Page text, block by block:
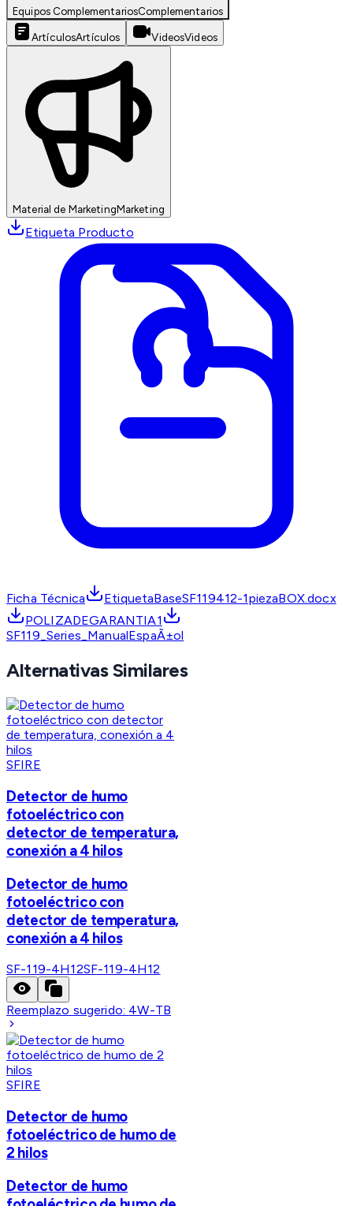
Equipos ComplementariosComplementarios
ArtículosArtículos VideosVideos
Material de MarketingMarketing
Etiqueta Producto
Ficha Técnica
EtiquetaBaseSF119412-1piezaBOX.docx
POLIZADEGARANTIA1
SF119_Series_ManualEspaÃ±ol
Alternativas Similares
SFIRE
Detector de humo
fotoeléctrico con
detector de temperatura,
conexión a 4 hilos
Detector de humo
fotoeléctrico con
detector de temperatura,
conexión a 4 hilos
SF-119-4H12SF-119-4H12
Reemplazo sugerido: 4W-TB
SFIRE
Detector de humo
fotoeléctrico de humo de
2 hilos
Detector de humo